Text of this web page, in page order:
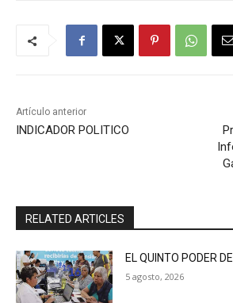
Artículo anterior
INDICADOR POLITICO
RELATED ARTICLES
EL QUINTO PODER
5 agosto, 2026